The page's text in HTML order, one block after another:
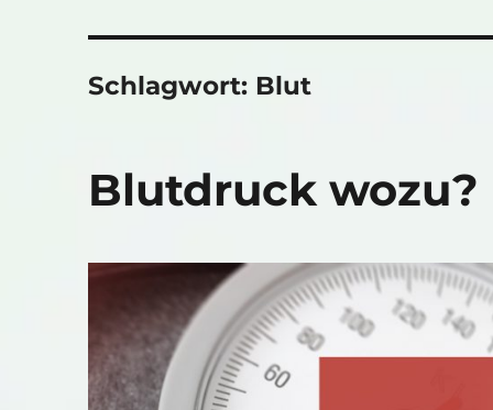
Schlagwort: Blut
Blutdruck wozu?